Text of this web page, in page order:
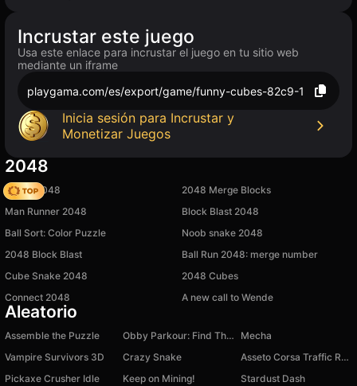
Incrustar este juego
Usa este enlace para incrustar el juego en tu sitio web
mediante un iframe
playgama.com/es/export/game/funny-cubes-82c9-1
Inicia sesión para Incrustar y
Monetizar Juegos
2048
Snake 2048
2048 Merge Blocks
Man Runner 2048
Block Blast 2048
Ball Sort: Color Puzzle
Noob snake 2048
2048 Block Blast
Ball Run 2048: merge number
Cube Snake 2048
2048 Cubes
Connect 2048
A new call to Wende
Aleatorio
Assemble the Puzzle Obby Parkour: Find The Brainrot
Mecha
Vampire Survivors 3D
Crazy Snake
Asseto Corsa Traffic Racer
Pickaxe Crusher Idle
Keep on Mining!
Stardust Dash